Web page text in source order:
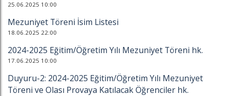
25.06.2025 10:00
Mezuniyet Töreni İsim Listesi
18.06.2025 22:00
2024-2025 Eğitim/Öğretim Yılı Mezuniyet Töreni hk.
17.06.2025 10:00
Duyuru-2: 2024-2025 Eğitim/Öğretim Yılı Mezuniyet
Töreni ve Olası Provaya Katılacak Öğrenciler hk.